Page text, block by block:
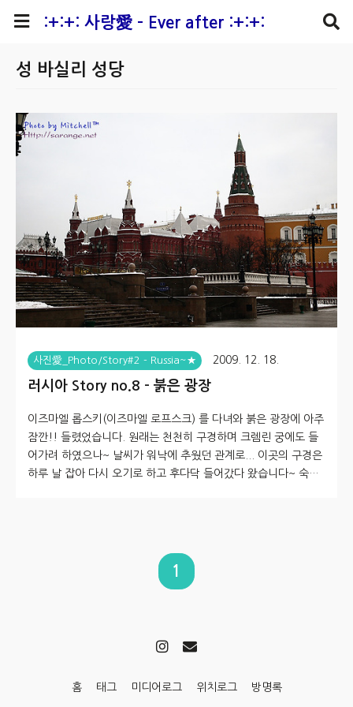
:+:+: 사랑愛 - Ever after :+:+:
성 바실리 성당
사진愛_Photo/Story#2 - Russia~★ 2009. 12. 18.
러시아 Story no.8 - 붉은 광장
이즈마엘 롭스키(이즈마엘 로프스크) 를 다녀와 붉은 광장에 아주
잠깐!! 들렸었습니다. 원래는 천천히 구경하며 크렘린 궁에도 들
어가려 하였으나~ 날씨가 워낙에 추웠던 관계로... 이곳의 구경은
하루 날 잡아 다시 오기로 하고 후다닥 들어갔다 왔습니다~ 숙소
담느라 풍경 사진은 몇 장 안됩니다. 먼저.. 차에서 내려 크렘린 궁
쪽으로 걸어가 봅니다~ 붉은 광장에 대한 정보와 지식을 알고 갔
1
홈 태그 미디어로그 위치로그 방명록